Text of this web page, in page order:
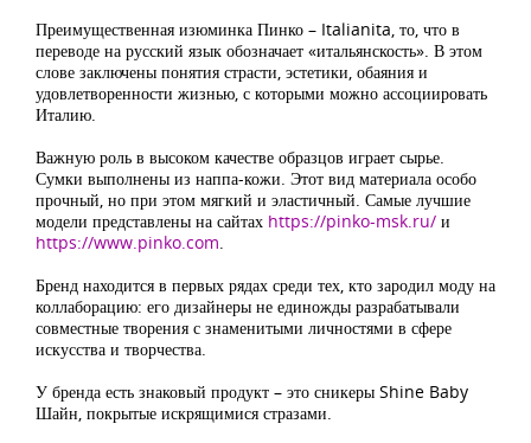
Преимущественная изюминка Пинко – Italianita, то, что в
переводе на русский язык обозначает «итальянскость». В этом
слове заключены понятия страсти, эстетики, обаяния и
удовлетворенности жизнью, с которыми можно ассоциировать
Италию.
Важную роль в высоком качестве образцов играет сырье.
Сумки выполнены из наппа-кожи. Этот вид материала особо
прочный, но при этом мягкий и эластичный. Самые лучшие
модели представлены на сайтах https://pinko-msk.ru/ и
https://www.pinko.com.
Бренд находится в первых рядах среди тех, кто зародил моду на
коллаборацию: его дизайнеры не единожды разрабатывали
совместные творения с знаменитыми личностями в сфере
искусства и творчества.
У бренда есть знаковый продукт – это сникеры Shine Baby
Шайн, покрытые искрящимися стразами.